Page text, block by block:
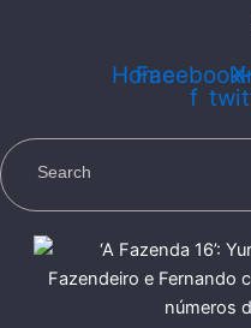
Home
Facebook-
f